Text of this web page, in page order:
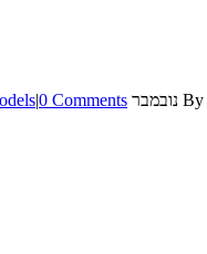
By נובמבר 22nd, 2014 |0 Comments